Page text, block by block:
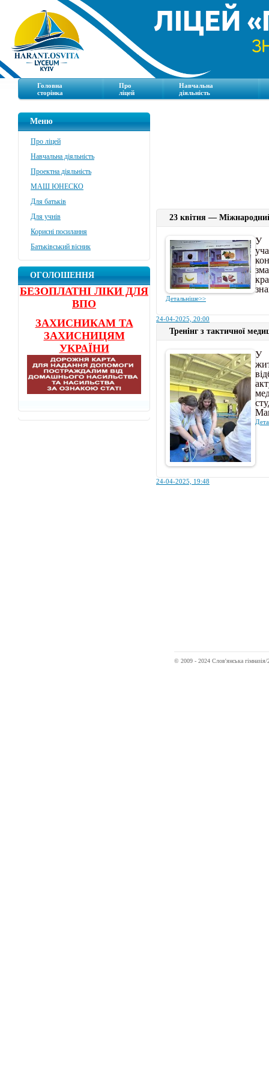
Головна
сторінка
Про
ліцей
Навчальна
діяльність
Меню
Про ліцей
Навчальна діяльність
Проектна діяльність
МАШ ЮНЕСКО
Для батьків
Для учнів
Корисні посилання
Батьківський вісник
ОГОЛОШЕННЯ
БЕЗОПЛАТНІ ЛІКИ ДЛЯ
ВПО
ЗАХИСНИКАМ ТА
ЗАХИСНИЦЯМ
УКРАЇНИ
23 квітня —
У
Детальніше>>
24-04-2025, 20:00
Тренінг з тактичної
У
24-04-2025, 19:48
© 2009 - 2024 Слов'янська